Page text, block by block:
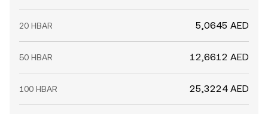
20 HBAR 5,0645 AED
50 HBAR 12,6612 AED
100 HBAR 25,3224 AED